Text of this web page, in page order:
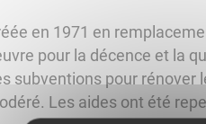
en 1971 en
pour la décence et la
subventions pour rénover
Les aides ont été